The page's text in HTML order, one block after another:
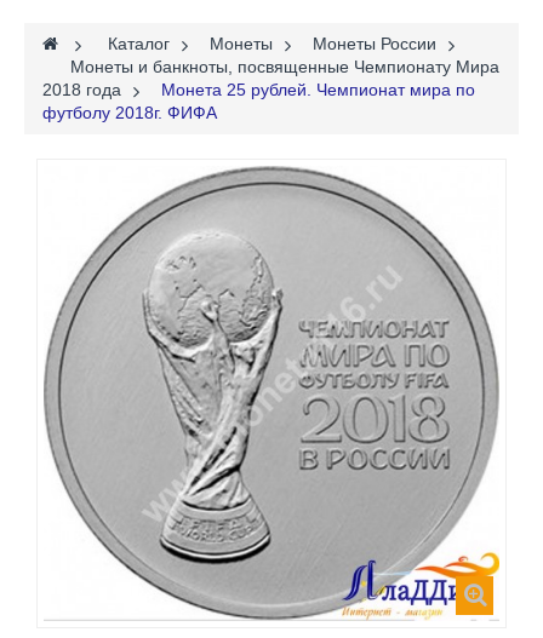
> Каталог > Монеты >
Монеты России
Монеты и банкноты, посвященные Чемпионату Мира
2018 года
>
Монета 25 рублей. Чемпионат мира по
футболу 2018г. ФИФА